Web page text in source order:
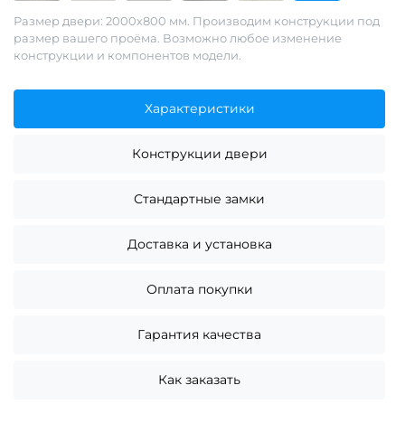
Размер двери: 2000х800 мм. Производим конструкции под
размер вашего проёма. Возможно любое изменение
конструкции и компонентов модели.
Характеристики
Конструкции двери
Стандартные замки
Доставка и установка
Оплата покупки
Гарантия качества
Как заказать